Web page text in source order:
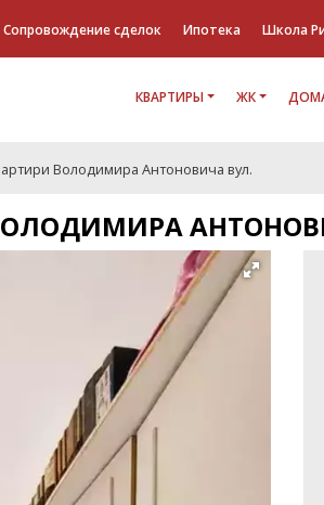
Сопровождение сделок Ипотека Школа
КВАРТИРЫ ЖК
Володимира Антоновича вул.